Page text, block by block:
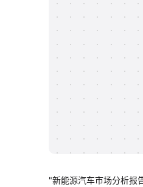
"新能源汽车市场分析报